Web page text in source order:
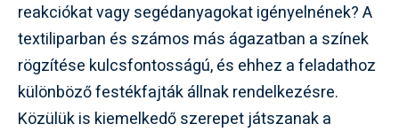
reakciókat vagy segédanyagokat igényelnének? A
textiliparban és számos más ágazatban a színek
rögzítése kulcsfontosságú, és ehhez a feladathoz
különböző festékfajták állnak rendelkezésre.
Közülük is kiemelkedő szerepet játszanak a